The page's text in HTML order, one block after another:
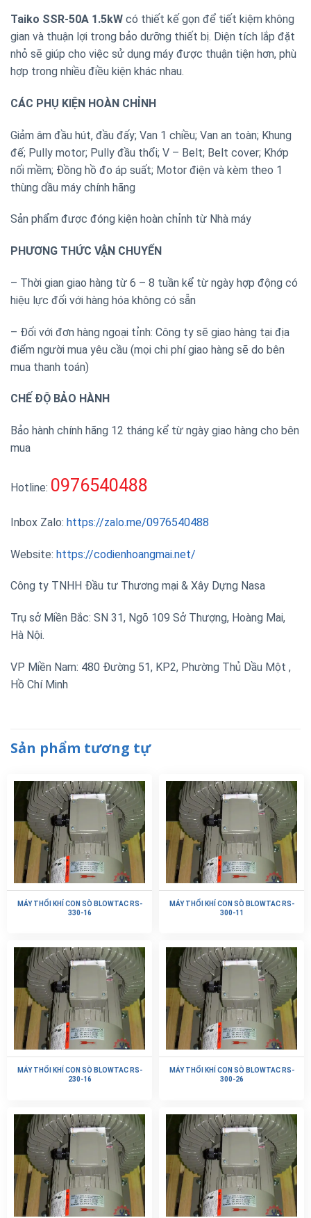
Taiko SSR-50A 1.5kW có thiết kế gọn để tiết kiệm không
gian và thuận lợi trong bảo dưỡng thiết bị. Diện tích lắp đặt
nhỏ sẽ giúp cho việc sử dụng máy được thuận tiện hơn, phù
hợp trong nhiều điều kiện khác nhau.
CÁC PHỤ KIỆN HOÀN CHỈNH
Giảm âm đầu hút, đầu đấy; Van 1 chiều; Van an toàn; Khung
đế; Pully motor; Pully đầu thổi; V – Belt; Belt cover; Khớp
nối mềm; Đồng hồ đo áp suất; Motor điện và kèm theo 1
thùng dầu máy chính hãng
Sản phẩm được đóng kiện hoàn chỉnh từ Nhà máy
PHƯƠNG THỨC VẬN CHUYỂN
– Thời gian giao hàng từ 6 – 8 tuần kể từ ngày hợp động có
hiệu lực đối với hàng hóa không có sẵn
– Đối với đơn hàng ngoại tỉnh: Công ty sẽ giao hàng tại địa
điểm người mua yêu cầu (mọi chi phí giao hàng sẽ do bên
mua thanh toán)
CHẾ ĐỘ BẢO HÀNH
Bảo hành chính hãng 12 tháng kể từ ngày giao hàng cho bên
mua
Hotline: 0976540488
Inbox Zalo: https://zalo.me/0976540488
Website: https://codienhoangmai.net/
Công ty TNHH Đầu tư Thương mại & Xây Dựng Nasa
Trụ sở Miền Bắc: SN 31, Ngõ 109 Sở Thượng, Hoàng Mai,
Hà Nội.
VP Miền Nam: 480 Đường 51, KP2, Phường Thủ Dầu Một ,
Hồ Chí Minh
Sản phẩm tương tự
MÁY THỔI KHÍ CON SÒ BLOWTAC RS-
330-16
MÁY THỔI KHÍ CON SÒ BLOWTAC RS-
300-11
MÁY THỔI KHÍ CON SÒ BLOWTAC RS-
230-16
MÁY THỔI KHÍ CON SÒ BLOWTAC RS-
300-26